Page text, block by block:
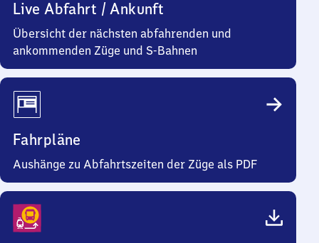
Live Abfahrt / Ankunft
Übersicht der nächsten abfahrenden und
ankommenden Züge und S-Bahnen
Fahrpläne
Aushänge zu Abfahrtszeiten der Züge als PDF